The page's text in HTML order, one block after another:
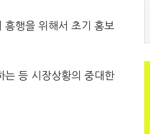
흥행을 위해서 초기 홍보
는 등 시장상황의 중대한